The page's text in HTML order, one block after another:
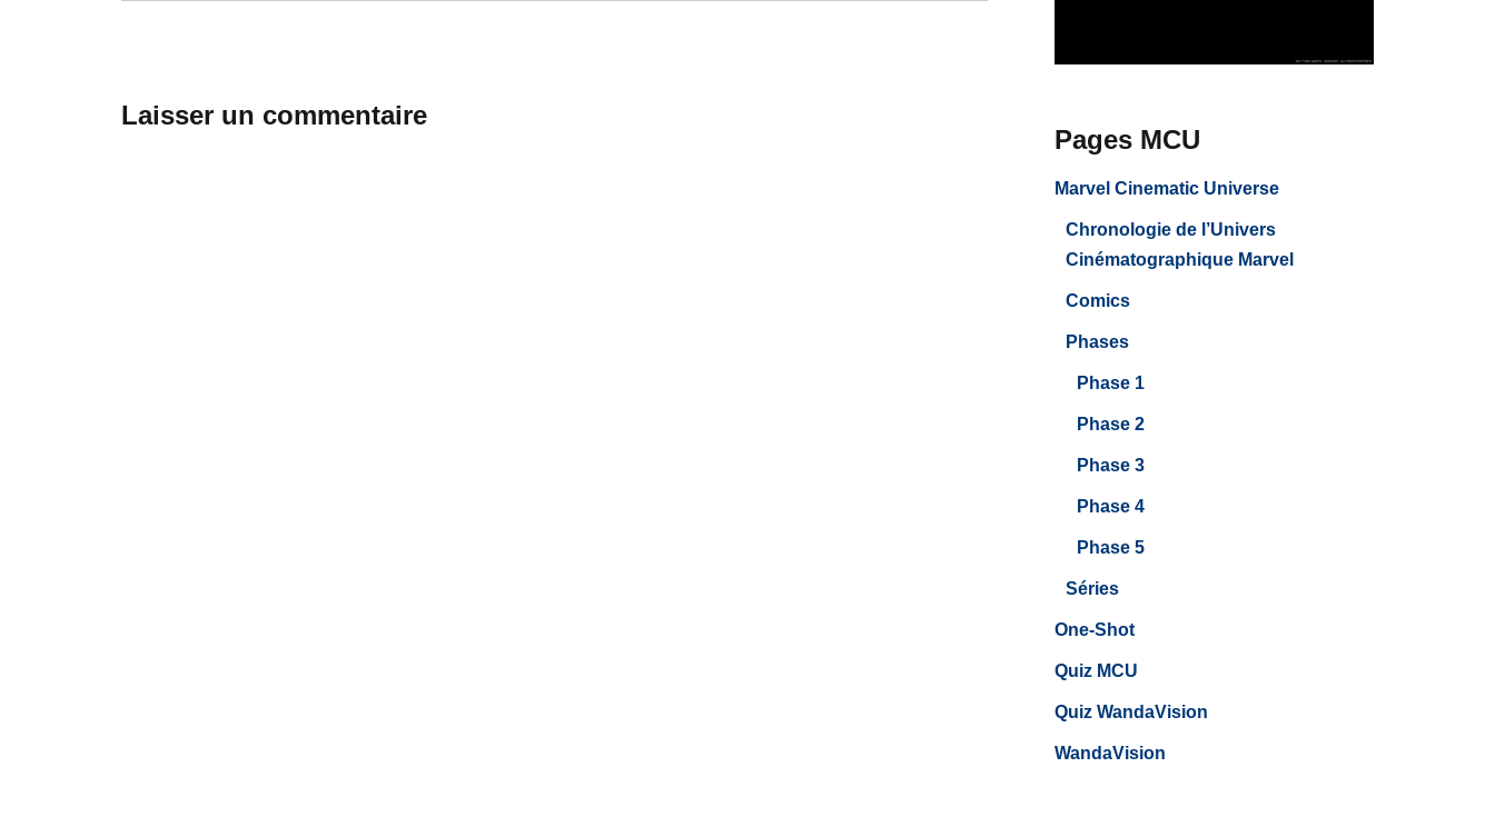
Laisser un commentaire
Pages MCU
Marvel Cinematic Universe
Chronologie de l’Univers
Cinématographique Marvel
Comics
Phases
Phase 1
Phase 2
Phase 3
Phase 4
Phase 5
Séries
One-Shot
Quiz MCU
Quiz WandaVision
WandaVision